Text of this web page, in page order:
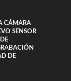
CÁMARA
SENSOR
DE